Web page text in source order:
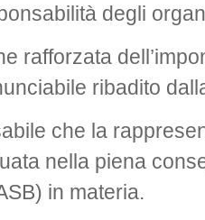
degli
rafforzata
ribadito
che la
nella piena
in materia.